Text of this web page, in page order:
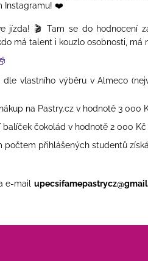
Instagramu! ❤️
jízda! 🎬 Tam se do hodnocení
má talent i kouzlo osobnosti, má
dle vlastního výběru v Almeco
na Pastry.cz v hodnotě 3 000
balíček čokolád v hodnotě 2 000 Kč
počtem přihlášených studentů
e-mail